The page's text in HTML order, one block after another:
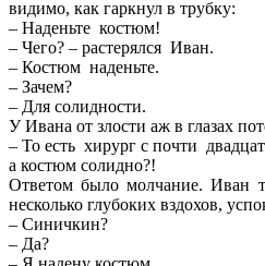
видимо, как гаркнул в трубку:
– Наденьте костюм!
– Чего? – растерялся Иван.
– Костюм наденьте.
– Зачем?
– Для солидности.
У Ивана от злости аж в глазах
– То есть хирург с почти
а костюм солидно?!
Ответом было молчание. Иван
несколько глубоких вздохов,
– Синичкин?
– Да?